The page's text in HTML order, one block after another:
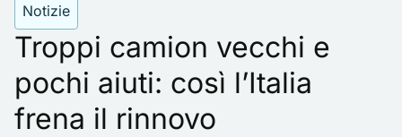
Notizie
Troppi camion vecchi e
pochi aiuti: così l’Italia
frena il rinnovo